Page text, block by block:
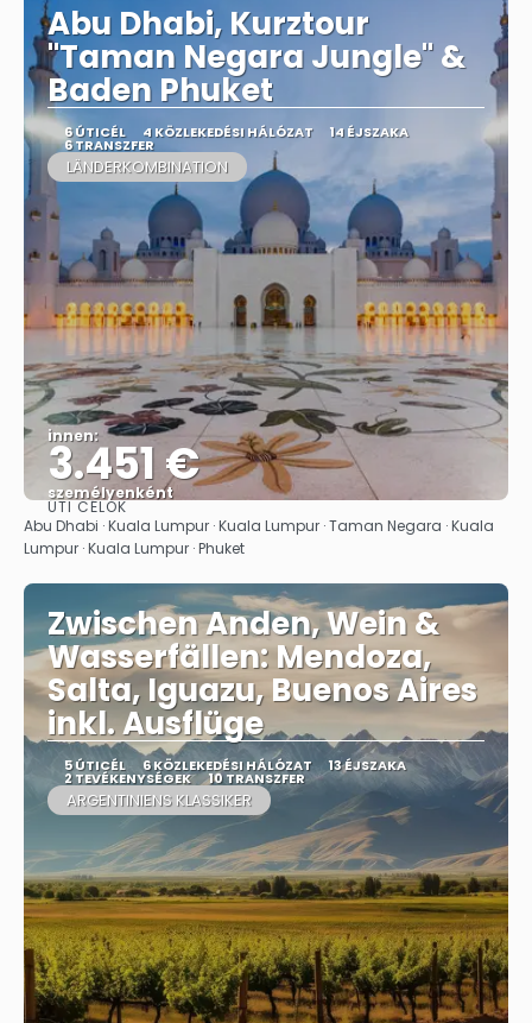
Abu Dhabi, Kurztour
"Taman Negara Jungle" &
Baden Phuket
6 ÚTICÉL 4 KÖZLEKEDÉSI HÁLÓZAT 14 ÉJSZAKA
6 TRANSZFER
LÄNDERKOMBINATION
innen:
3.451 €
személyenként
Megnézem
ÚTI CÉLOK
Abu Dhabi · Kuala Lumpur · Kuala Lumpur · Taman Negara · Kuala
Lumpur · Kuala Lumpur · Phuket
Zwischen Anden, Wein &
Wasserfällen: Mendoza,
Salta, Iguazu, Buenos Aires
inkl. Ausflüge
5 ÚTICÉL 6 KÖZLEKEDÉSI HÁLÓZAT 13 ÉJSZAKA
2 TEVÉKENYSÉGEK 10 TRANSZFER
ARGENTINIENS KLASSIKER